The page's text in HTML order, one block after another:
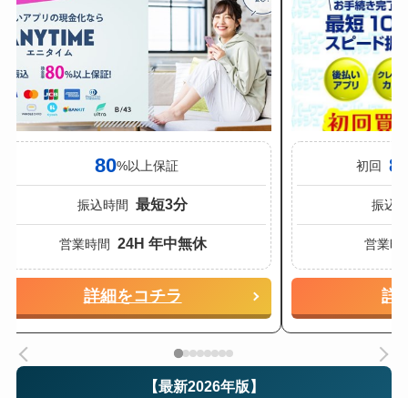
80%以上保証
振込時間 最短3分
営業時間 24H 年中無休
詳細をコチラ
初回
振込
営業時
詳
スクロールできます
【最新2026年版】